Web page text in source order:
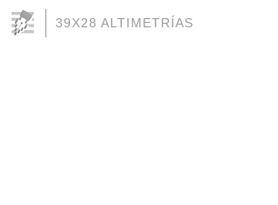
39X28 ALTIMETRÍAS